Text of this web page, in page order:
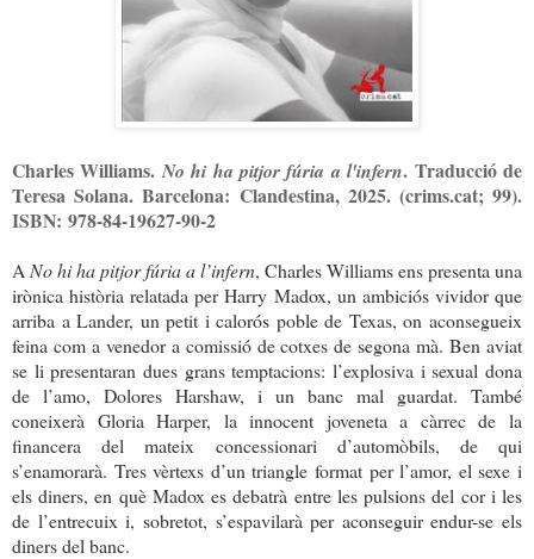
Charles Williams. No hi ha pitjor fúria a l'infern. Traducció de
Teresa Solana. Barcelona: Clandestina, 2025. (crims.cat; 99).
ISBN: 978-84-19627-90-2
A No hi ha pitjor fúria a l’infern, Charles Williams ens presenta una
irònica història relatada per Harry Madox, un ambiciós vividor que
arriba a Lander, un petit i calorós poble de Texas, on aconsegueix
feina com a venedor a comissió de cotxes de segona mà. Ben aviat
se li presentaran dues grans temptacions: l’explosiva i sexual dona
de l’amo, Dolores Harshaw, i un banc mal guardat. També
coneixerà Gloria Harper, la innocent joveneta a càrrec de la
financera del mateix concessionari d’automòbils, de qui
s’enamorarà. Tres vèrtexs d’un triangle format per l’amor, el sexe i
els diners, en què Madox es debatrà entre les pulsions del cor i les
de l’entrecuix i, sobretot, s’espavilarà per aconseguir endur-se els
diners del banc.